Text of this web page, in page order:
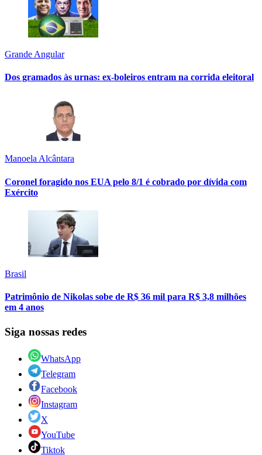
Grande Angular
Dos gramados às urnas: ex-boleiros entram na corrida eleitoral
Manoela Alcântara
Coronel foragido nos EUA pelo 8/1 é cobrado por dívida com
Exército
Brasil
Patrimônio de Nikolas sobe de R$ 36 mil para R$ 3,8 milhões
em 4 anos
Siga nossas redes
WhatsApp
Telegram
Facebook
Instagram
X
YouTube
Tiktok